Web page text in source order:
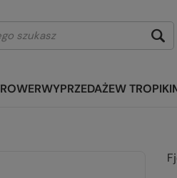
ROWERWYPRZEDAŻEW TROPIKI